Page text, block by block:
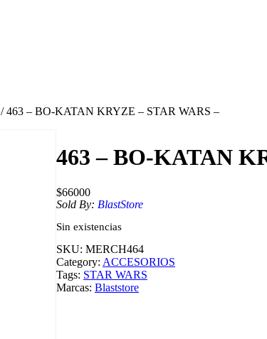
/ 463 – BO-KATAN KRYZE – STAR WARS –
463 – BO-KATAN
$66000
Sold By: BlastStore
Sin existencias
SKU: MERCH464
Category: ACCESORIOS
Tags: STAR WARS
Marcas: Blaststore